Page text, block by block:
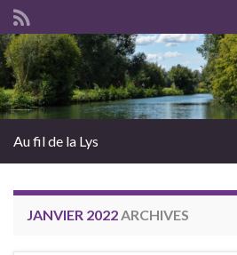
Au fil de la Lys
JANVIER 2022 ARCHIVES